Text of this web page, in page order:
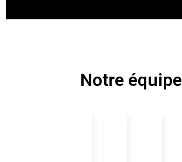
Notre équipe